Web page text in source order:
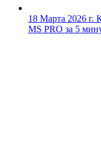
18 Марта 2026 г.
MS PRO за 5